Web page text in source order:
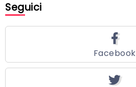
Seguici
Facebook